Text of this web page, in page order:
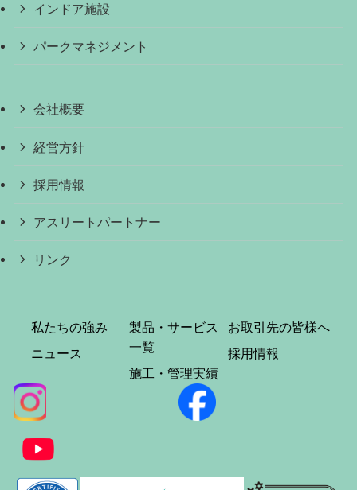
インドア施設
パークマネジメント
会社概要
経営方針
採用情報
アスリートパートナー
リンク
私たちの強み
ニュース
製品・サービス
一覧
施工・管理実績
お取引先の皆様へ
採用情報